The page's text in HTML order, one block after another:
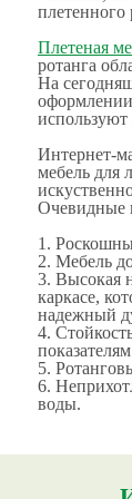
плетенного
Плетеная
ротанга
На
оформлении
Интернет-
мебель для
Очевидные
1.
2. Мебель
3. Высокая
каркасе,
надежный
4.
5.
6.
воды.